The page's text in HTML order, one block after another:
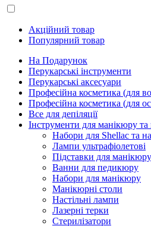
Акційний товар
Популярний товар
На Подарунок
Перукарські інструменти
Перукарські аксесуари
Професійна косметика (для
Професійна косметика (для
Все для депіляції
Інструменти для манікюру
Набори для Shellac та
Лампи ультрафіолетові
Підставки для манікюру
Ванни для педикюру
Набори для манікюру
Манікюрні столи
Настільні лампи
Лазерні терки
Стерилізатори